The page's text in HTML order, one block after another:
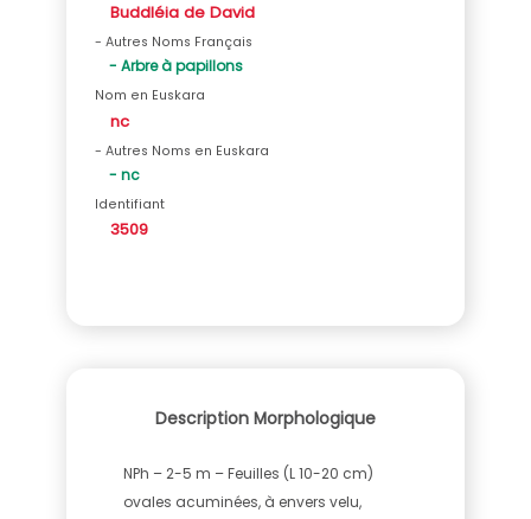
Buddléia de David
- Autres Noms Français
- Arbre à papillons
Nom en Euskara
nc
- Autres Noms en Euskara
- nc
Identifiant
3509
Description Morphologique
NPh – 2-5 m – Feuilles (L 10-20 cm)
ovales acuminées, à envers velu,